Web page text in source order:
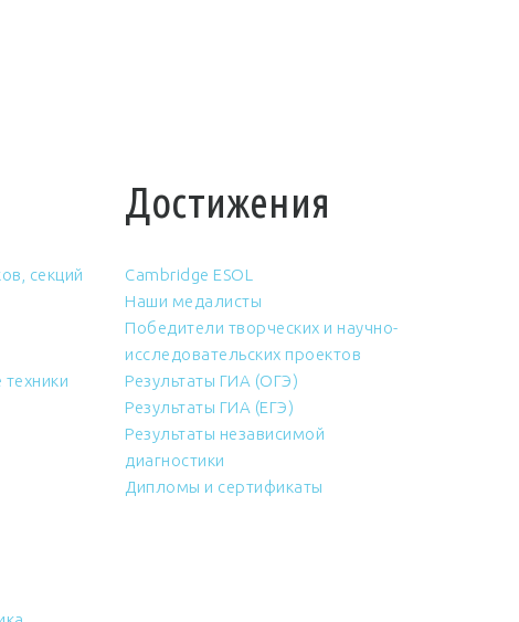
секций
Достижения
Cambridge ESOL
Наши медалисты
Победители творческих и научно-
исследовательских проектов
Результаты ГИА (ОГЭ)
Результаты ГИА (ЕГЭ)
Результаты независимой
диагностики
Дипломы и сертификаты